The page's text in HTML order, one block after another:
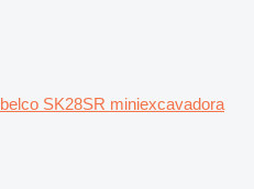
SK28SR miniexcavadora